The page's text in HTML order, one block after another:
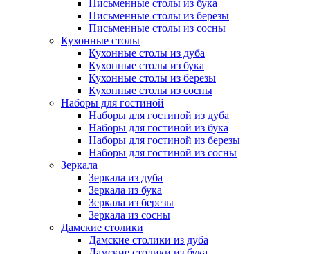
Письменные столы из бука
Письменные столы из березы
Письменные столы из сосны
Кухонные столы
Кухонные столы из дуба
Кухонные столы из бука
Кухонные столы из березы
Кухонные столы из сосны
Наборы для гостиной
Наборы для гостиной из дуба
Наборы для гостиной из бука
Наборы для гостиной из березы
Наборы для гостиной из сосны
Зеркала
Зеркала из дуба
Зеркала из бука
Зеркала из березы
Зеркала из сосны
Дамские столики
Дамские столики из дуба